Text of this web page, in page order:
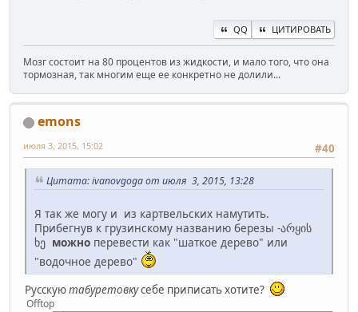
QQ ЦИТИРОВАТЬ
Мозг состоит на 80 процентов из жидкости, и мало того, что она
тормозная, так многим еще ее конкретно не долили...
emons
#40
июля 3, 2015, 15:02
Цитата: ivanovgoga от июля 3, 2015, 13:28
Я так же могу и из картвельских намутить.
Прибегнув к грузинскому названию березы -არყის
ხე можно перевести как "шаткое дерево" или
"водочное дерево"
Русскуютабуретовкусебе приписать хотите?
Offtop